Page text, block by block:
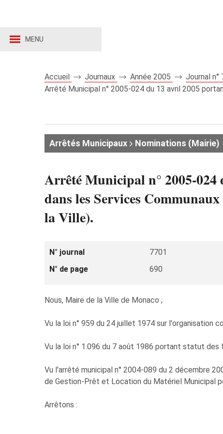
MENU
Accueil Journaux Année 2005
Journal n°
Arrêté Municipal n° 2005-024 du 13 avril 2005
Arrêtés Municipaux Nominations (Mairie)
Arrêté Municipal n° 2005-
dans les Services
la Ville).
N° journal 7701
N° de page
690
Nous, Maire de la Ville de Monaco ;
Vu la loi n° 959 du 24 juillet 1974 sur l'organisation
Vu la loi n° 1.096 du 7 août 1986 portant statut des
Vu l'arrêté municipal n° 2004-089 du 2 décembre
de Gestion-Prêt et Location du Matériel Municipal
Arrêtons :